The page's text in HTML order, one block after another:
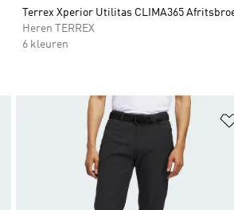
Terrex Xperior Utilitas CLIMA365
Heren TERREX
6 kleuren
Op verlanglijst zetten